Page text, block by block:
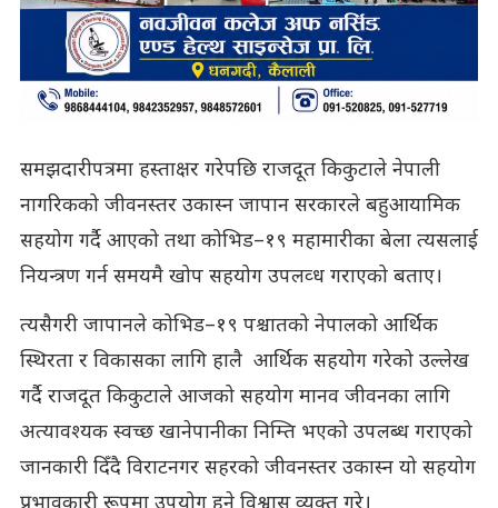
समझदारीपत्रमा हस्ताक्षर गरेपछि राजदूत किकुटाले नेपाली
नागरिकको जीवनस्तर उकास्न जापान सरकारले बहुआयामिक
सहयोग गर्दै आएको तथा कोभिड–१९ महामारीका बेला त्यसलाई
नियन्त्रण गर्न समयमै खोप सहयोग उपलव्ध गराएको बताए।
त्यसैगरी जापानले कोभिड–१९ पश्चातको नेपालको आर्थिक
स्थिरता र विकासका लागि हालै आर्थिक सहयोग गरेको उल्लेख
गर्दै राजदूत किकुटाले आजको सहयोग मानव जीवनका लागि
अत्यावश्यक स्वच्छ खानेपानीका निम्ति भएको उपलब्ध गराएको
जानकारी दिँदै विराटनगर सहरको जीवनस्तर उकास्न यो सहयोग